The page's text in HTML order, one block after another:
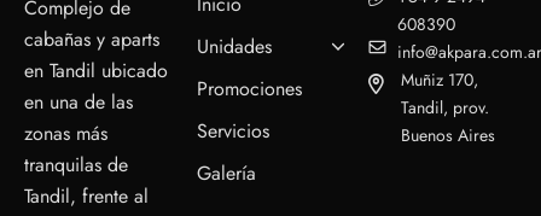
Complejo de
cabañas y aparts
en Tandil ubicado
en una de las
zonas más
tranquilas de
Tandil, frente al
Unidades
Promociones
Servicios
Galería
608390
Muñiz 170,
Tandil, prov.
Buenos Aires